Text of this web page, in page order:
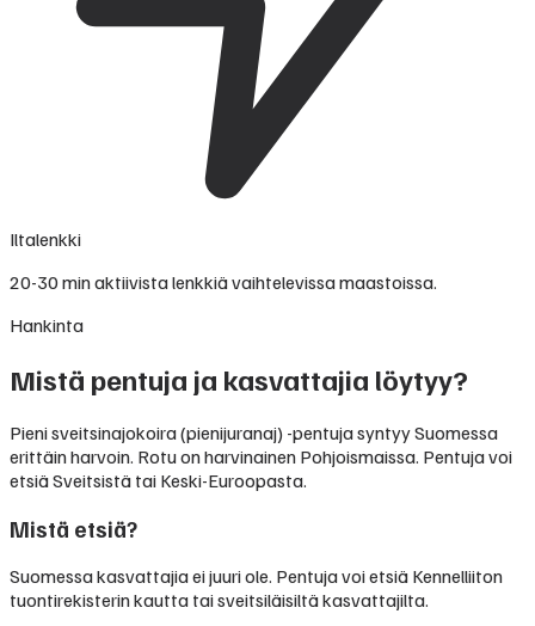
Iltalenkki
20-30 min aktiivista lenkkiä vaihtelevissa maastoissa.
Hankinta
Mistä pentuja ja kasvattajia löytyy?
Pieni sveitsinajokoira (pienijuranaj) -pentuja syntyy Suomessa
erittäin harvoin. Rotu on harvinainen Pohjoismaissa. Pentuja voi
etsiä Sveitsistä tai Keski-Euroopasta.
Mistä etsiä?
Suomessa kasvattajia ei juuri ole. Pentuja voi etsiä Kennelliiton
tuontirekisterin kautta tai sveitsiläisiltä kasvattajilta.